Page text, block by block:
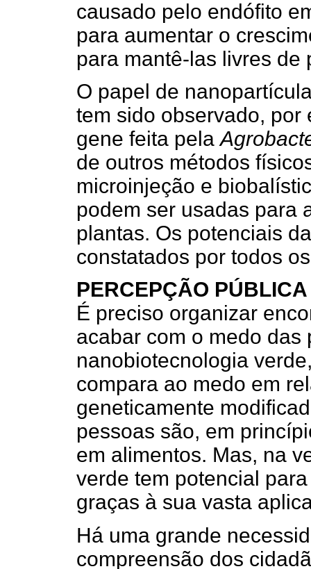
causado pelo endófito
para aumentar o
para mantê-las livres de
O papel de
tem sido observado, por
gene feita pela
de outros métodos
microinjeção e
podem ser usadas para
plantas. Os potenciais
constatados por todos
PERCEPÇÃO
É preciso organizar
acabar com o medo das
nanobiotecnologia
compara ao medo em
geneticamente
pessoas são, em
em alimentos. Mas, na
verde tem potencial
graças à sua vasta
Há uma grande
compreensão dos